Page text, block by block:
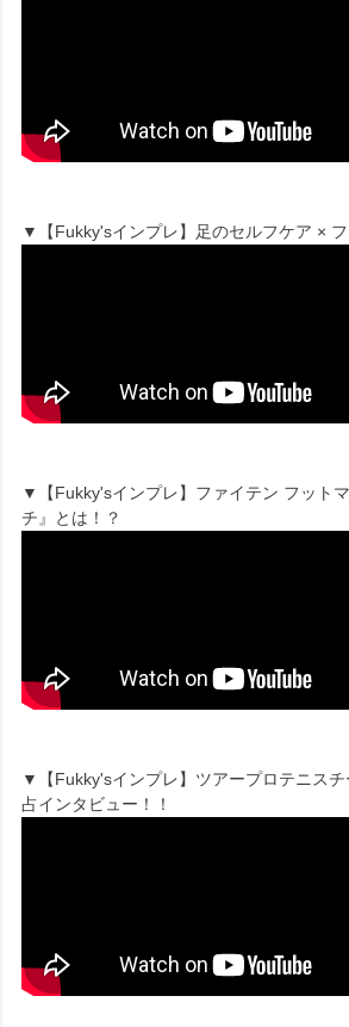
▼【Fukky'sインプレ】足のセルフケア ×
▼【Fukky'sインプレ】ファイテン フット
チ』とは！？
▼【Fukky'sインプレ】ツアープロテニス
占インタビュー！！